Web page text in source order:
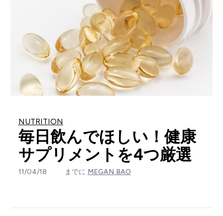
NUTRITION
毎日飲んでほしい！健康
サプリメントを4つ厳選
11/04/18 までに MEGAN BAO